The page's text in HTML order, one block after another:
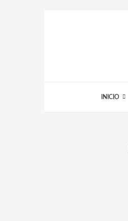
INICIO